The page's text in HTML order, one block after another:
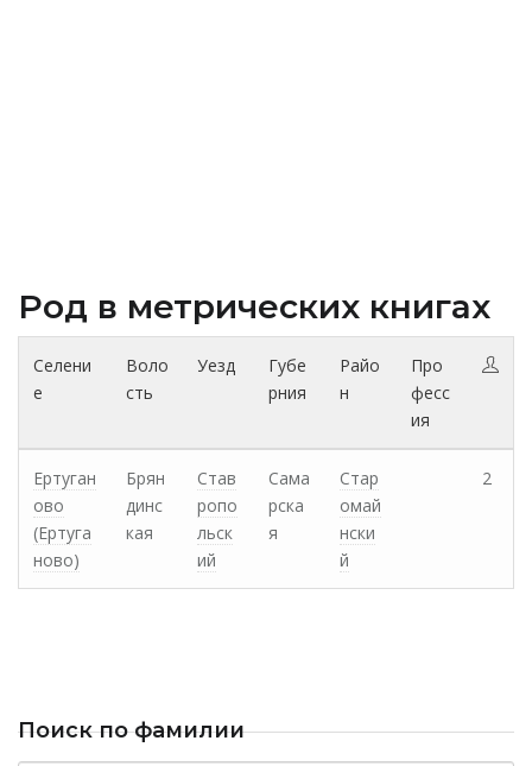
Род в метрических книгах
Селени
е
Воло
сть
Уезд
Губе
рния
Райо
н
Про
фесс
ия
Ертуган
ово
(Ертуга
ново)
Брян
динс
кая
Став
ропо
льск
ий
Сама
рска
я
Стар
омай
нски
й
2
Поиск по фамилии